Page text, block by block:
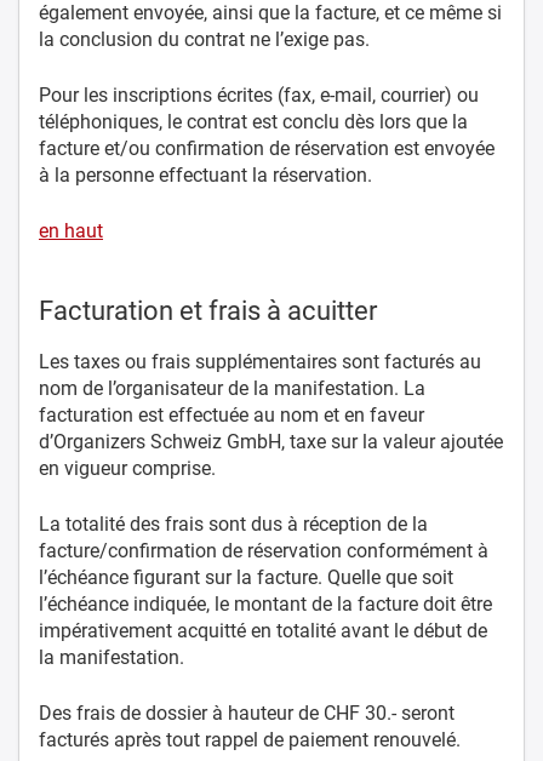
également envoyée, ainsi que la facture, et ce même si
la conclusion du contrat ne l’exige pas.
Pour les inscriptions écrites (fax, e-mail, courrier) ou
téléphoniques, le contrat est conclu dès lors que la
facture et/ou confirmation de réservation est envoyée
à la personne effectuant la réservation.
en haut
Facturation et frais à acuitter
Les taxes ou frais supplémentaires sont facturés au
nom de l’organisateur de la manifestation. La
facturation est effectuée au nom et en faveur
d’Organizers Schweiz GmbH, taxe sur la valeur ajoutée
en vigueur comprise.
La totalité des frais sont dus à réception de la
facture/confirmation de réservation conformément à
l’échéance figurant sur la facture. Quelle que soit
l’échéance indiquée, le montant de la facture doit être
impérativement acquitté en totalité avant le début de
la manifestation.
Des frais de dossier à hauteur de CHF 30.- seront
facturés après tout rappel de paiement renouvelé.